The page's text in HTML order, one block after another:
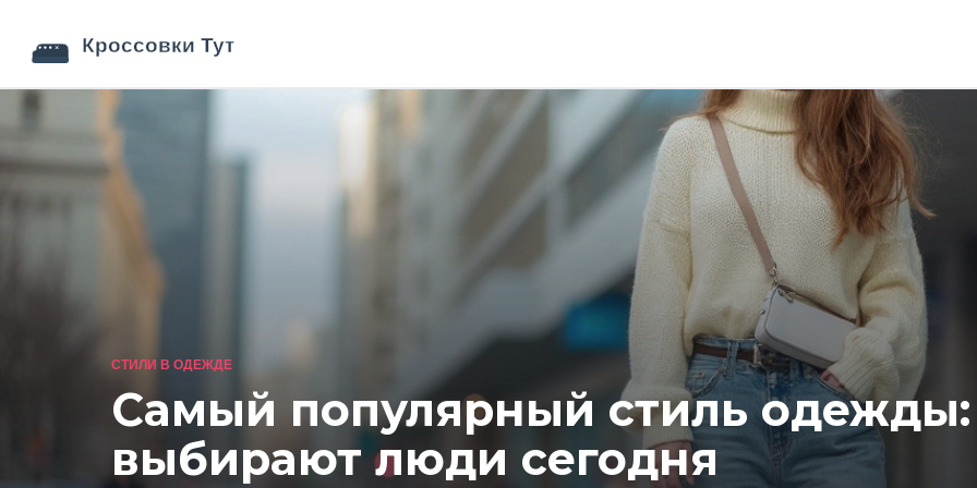
СТИЛИ В ОДЕЖДЕ
Самый популярный стиль одежды:
выбирают люди сегодня